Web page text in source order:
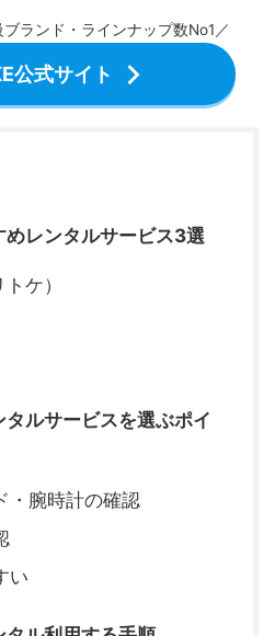
ランド・ラインナップ数No1／
公式サイト
レンタルサービス3選
ケ）
ルサービスを選ぶポイ
・腕時計の確認
い